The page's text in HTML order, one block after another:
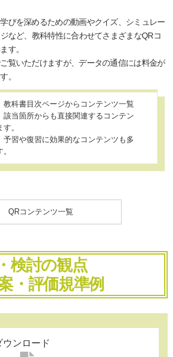
びを深めるための動画やクイズ、シミュレー
など、教科特性に合わせてさまざまなQRコ
す。
覧いただけますが、データの通信には料金が
。
教科書目次ページからコンテンツ一覧
該当箇所からも直接関連するコンテン
。
予習や復習に効果的なコンテンツも多
QRコンテンツ一覧
検討の観点
・評価規準例
ンロード